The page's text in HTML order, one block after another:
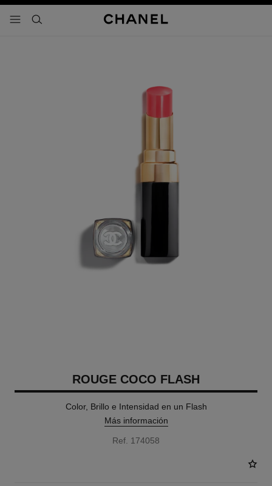
- navegación principal
buscar
ROUGE COCO FLASH
Color, Brillo e Intensidad en un Flash
Más información
Ref. 174058